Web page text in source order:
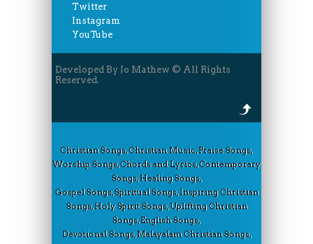
Twitter
Instagram
YouTube
Developed By Jo Mathew © All Rights
Reserved.
Christian Songs, Christian Music, Praise Songs,
Worship Songs, Chords and Lyrics, Contemporary
Songs, Healing Songs,
Gospel Songs, Spiritual Songs, Inspiring Christian
Songs, Holy Spirit Songs, Uplifting Christian
Songs, English Songs,
Devotional Songs, Malayalam Christian Songs,